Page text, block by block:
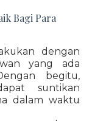
Bagi Para
dengan
yang ada
begitu,
suntikan
dalam waktu